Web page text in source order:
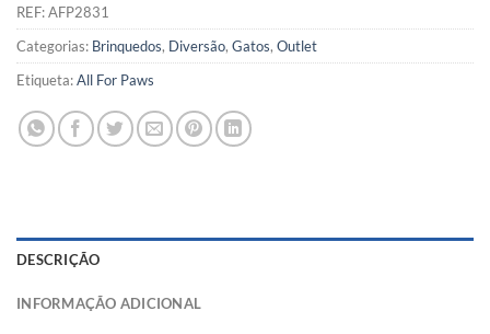
REF:AFP2831
Categorias: Brinquedos, Diversão, Gatos, Outlet
Etiqueta:All For Paws
DESCRIÇÃO
INFORMAÇÃO ADICIONAL